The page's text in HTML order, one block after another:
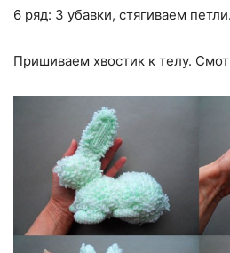
6 ряд: 3 убавки, стягиваем петли.
Пришиваем хвостик к телу.